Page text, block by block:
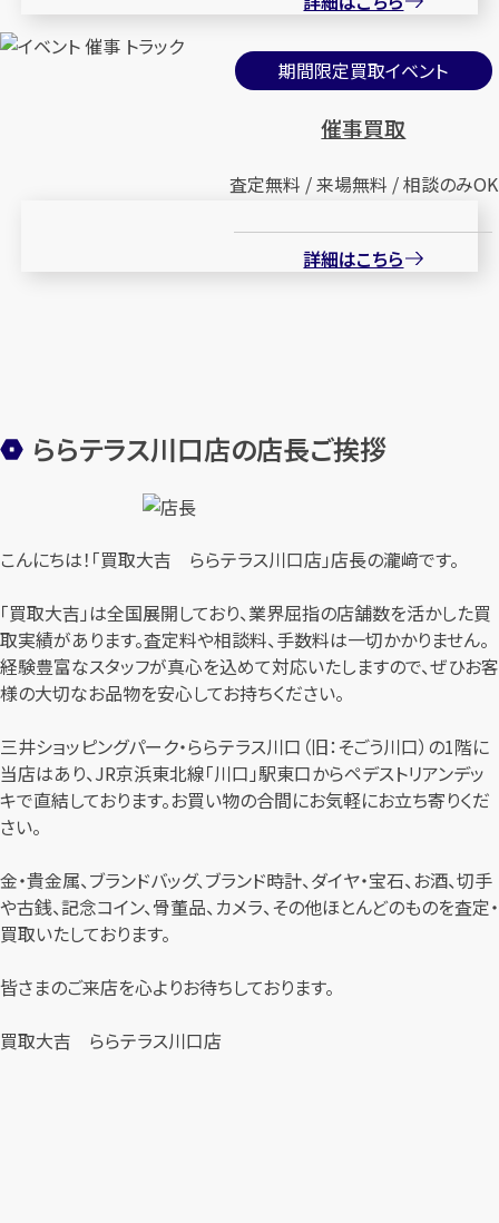
期間限定買取イベント
催事買取
査定無料 / 来場無料 / 相談のみOK
詳細はこちら
ららテラス川口店の店長ご挨拶
こんにちは！「買取大吉 ららテラス川口店」店長の瀧﨑です。
「買取大吉」は全国展開しており、業界屈指の店舗数を活かした買
取実績があります。査定料や相談料、手数料は一切かかりません。
経験豊富なスタッフが真心を込めて対応いたしますので、ぜひお客
様の大切なお品物を安心してお持ちください。
三井ショッピングパーク・ららテラス川口（旧：そごう川口）の1階に
当店はあり、JR京浜東北線「川口」駅東口からペデストリアンデッ
キで直結しております。お買い物の合間にお気軽にお立ち寄りくだ
さい。
金・貴金属、ブランドバッグ、ブランド時計、ダイヤ・宝石、お酒、切手
や古銭、記念コイン、骨董品、カメラ、その他ほとんどのものを査定・
買取いたしております。
皆さまのご来店を心よりお待ちしております。
買取大吉 ららテラス川口店